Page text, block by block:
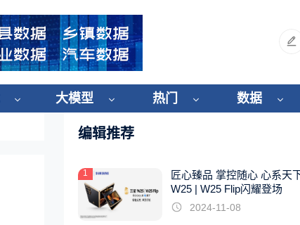
大模型 热门 数据
编辑推荐
1
匠心臻品 掌控随心 心系天
W25 | W25 Flip闪耀登场
2024-11-08